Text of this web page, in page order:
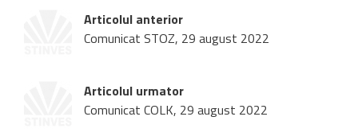
Articolul anterior
Comunicat STOZ, 29 august 2022
Articolul urmator
Comunicat COLK, 29 august 2022